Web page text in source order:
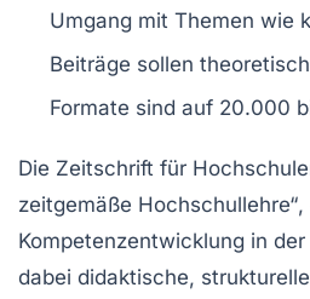
Umgang mit Themen wie
Beiträge sollen
Formate sind auf 20.000
Die Zeitschrift für
zeitgemäße Hochschullehre“
Kompetenzentwicklung in
dabei didaktische, strukturelle